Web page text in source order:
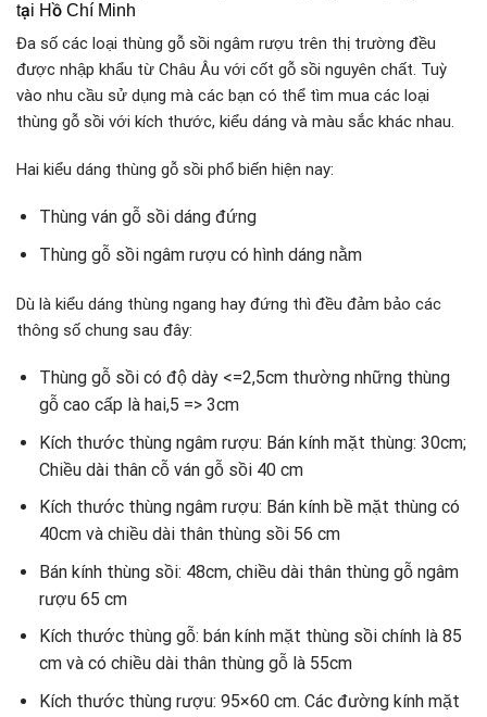
tại Hồ Chí Minh
Đa số các loại thùng gỗ sồi ngâm rượu trên thị trường đều
được nhập khẩu từ Châu Âu với cốt gỗ sồi nguyên chất. Tuỳ
vào nhu cầu sử dụng mà các bạn có thể tìm mua các loại
thùng gỗ sồi với kích thước, kiểu dáng và màu sắc khác nhau.
Hai kiểu dáng thùng gỗ sồi phổ biến hiện nay:
Thùng ván gỗ sồi dáng đứng
Thùng gỗ sồi ngâm rượu có hình dáng nằm
Dù là kiểu dáng thùng ngang hay đứng thì đều đảm bảo các
thông số chung sau đây:
Thùng gỗ sồi có độ dày <=2,5cm thường những thùng
gỗ cao cấp là hai,5 => 3cm
Kích thước thùng ngâm rượu: Bán kính mặt thùng: 30cm;
Chiều dài thân cỗ ván gỗ sồi 40 cm
Kích thước thùng ngâm rượu: Bán kính bề mặt thùng có
40cm và chiều dài thân thùng sồi 56 cm
Bán kính thùng sồi: 48cm, chiều dài thân thùng gỗ ngâm
rượu 65 cm
Kích thước thùng gỗ: bán kính mặt thùng sồi chính là 85
cm và có chiều dài thân thùng gỗ là 55cm
Kích thước thùng rượu: 95×60 cm. Các đường kính mặt